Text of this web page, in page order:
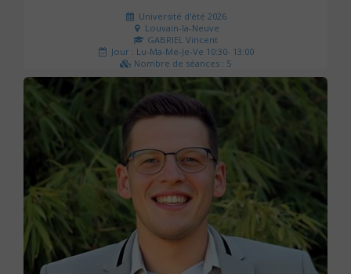
Université d'été 2026
Louvain-la-Neuve
GABRIEL Vincent
Jour : Lu-Ma-Me-Je-Ve 10:30- 13:00
Nombre de séances : 5
120 €